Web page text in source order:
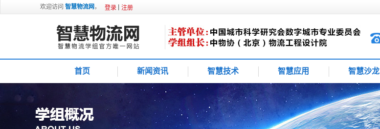
欢迎访问 智慧物流网 ， 登录 注册
首页 新闻资讯 智慧技术 智慧应用 智慧沙龙